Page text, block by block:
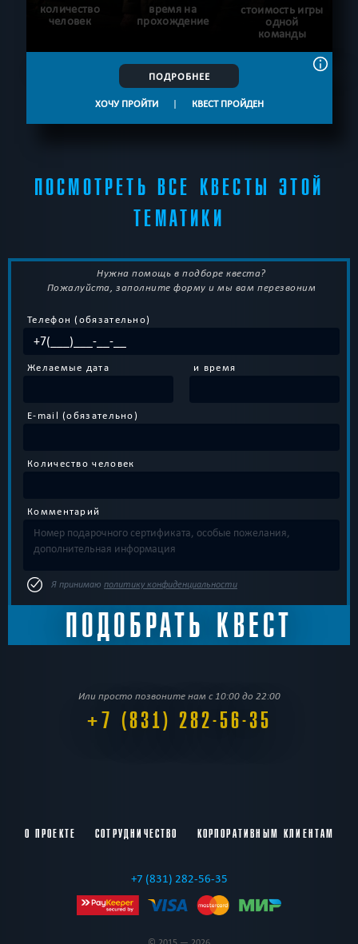
количество
человек
время на
прохождение
стоимость игры
одной
команды
ПОДРОБНЕЕ
ХОЧУ ПРОЙТИ | КВЕСТ ПРОЙДЕН
ПОСМОТРЕТЬ ВСЕ КВЕСТЫ ЭТОЙ
ТЕМАТИКИ
Нужна помощь в подборе квеста?
Пожалуйста, заполните форму и мы вам перезвоним
Телефон (обязательно)
Желаемые дата и время
E-mail (обязательно)
Количество человек
Комментарий
Я принимаю политику конфиденциальности
Или просто позвоните нам с 10:00 до 22:00
+7 (831) 282-56-35
О ПРОЕКТЕ СОТРУДНИЧЕСТВО КОРПОРАТИВНЫМ КЛИЕНТАМ
+7 (831) 282-56-35